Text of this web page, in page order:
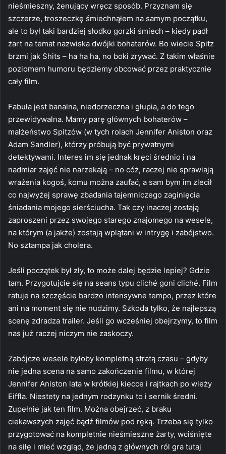
nieśmieszny, żenujący wręcz sposób. Przyznam się
szczerze, troszeczkę śmiechnąłem na samym początku,
ale to był taki bardziej słodko gorzki śmiech – kiedy padł
żart na temat nazwiska dwójki bohaterów. Bo wiecie Spitz
brzmi jak Shits – ha ha ha, no boki zrywać. Z takim właśnie
poziomem humoru będziemy obcować przez praktycznie
cały film.
Fabuła jest banalna, niedorzeczna i głupia, a do tego
przewidywalna. Mamy parę głównych bohaterów –
małżeństwo Spitzów (w tych rolach Jennifer Aniston oraz
Adam Sandler), którzy próbują być prywatnymi
detektywami. Interes im się jednak kręci średnio i na
nadmiar zajęć nie narzekają – no cóż, raczej nie sprawiają
wrażenia kogoś, komu można zaufać, a sam bym im zlecił
co najwyżej sprawę zbadania tajemniczego zaginięcia
śniadania mojego sierściucha. Tak czy inaczej zostają
zaproszeni przez swojego starego znajomego na wesele,
na którym (a jakże) zostają wplątani w intrygę i zabójstwo.
No sztampa jak cholera.
Jeśli początek był zły, to może dalej będzie lepiej? Gdzie
tam. Przygotujcie się na seans typu cliché goni cliché. Film
ratuje na szczęście bardzo intensywne tempo, przez które
ani na moment się nie nudzimy. Szkoda tylko, że najlepszą
scenę zdradza trailer. Jeśli go wcześniej obejrzymy, to film
nas już raczej niczym nie zaskoczy.
Zabójcze wesele byłoby kompletną stratą czasu – gdyby
nie jedna scena na samo zakończenie filmu, w której
Jennifer Aniston lata w krótkiej kiecce i rajtkach po wieży
Eiffla. Niestety na jednym rodzynku to i sernik średni.
Zupełnie jak ten film. Można obejrzeć, z braku
ciekawszych zajęć bądź filmów pod ręką. Trzeba się tylko
przygotować na kompletnie nieśmieszne żarty, wciśnięte
na siłę i mieć wzgląd, że jedną z głównych ról gra tutaj